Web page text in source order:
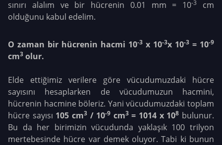
sınırı alalım ve bir hücrenin 0.01 mm = 10-3
cm
olduğunu kabul edelim.
O zaman bir hücrenin hacmi 10-3 x 10-3x 10-3 = 10-9
cm3 olur.
Elde ettiğimiz verilere göre vücudumuzdaki hücre
sayısını hesaplarken de vücudumuzun hacmini,
hücrenin hacmine böleriz. Yani vücudumuzdaki toplam
hücre sayısı 105 cm3/ 10-9 cm3= 1014 x 108 bulunur.
Bu da her birimizin vücudunda yaklaşık 100 trilyon
mertebesinde hücre var demek oluyor. Tabi ki bunun